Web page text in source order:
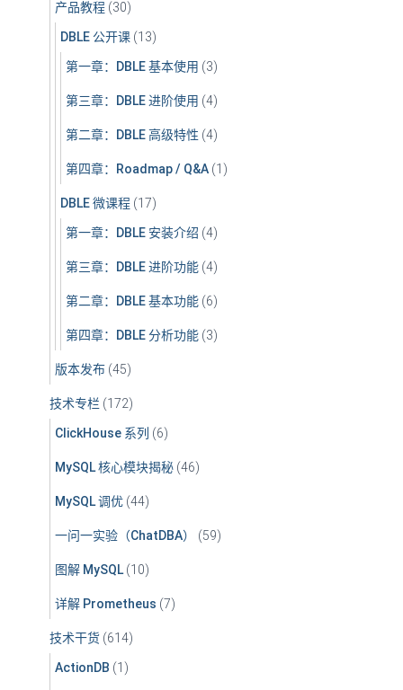
产品教程 (30)
DBLE 公开课 (13)
第一章：DBLE 基本使用 (3)
第三章：DBLE 进阶使用 (4)
第二章：DBLE 高级特性 (4)
第四章：Roadmap / Q&A (1)
DBLE 微课程 (17)
第一章：DBLE 安装介绍 (4)
第三章：DBLE 进阶功能 (4)
第二章：DBLE 基本功能 (6)
第四章：DBLE 分析功能 (3)
版本发布 (45)
技术专栏 (172)
ClickHouse 系列 (6)
MySQL 核心模块揭秘 (46)
MySQL 调优 (44)
一问一实验（ChatDBA） (59)
图解 MySQL(10)
详解 Prometheus (7)
技术干货 (614)
ActionDB (1)